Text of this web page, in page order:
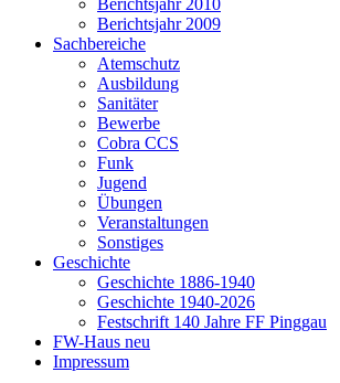
Berichtsjahr 2010
Berichtsjahr 2009
Sachbereiche
Atemschutz
Ausbildung
Sanitäter
Bewerbe
Cobra CCS
Funk
Jugend
Übungen
Veranstaltungen
Sonstiges
Geschichte
Geschichte 1886-1940
Geschichte 1940-2026
Festschrift 140 Jahre FF Pinggau
FW-Haus neu
Impressum